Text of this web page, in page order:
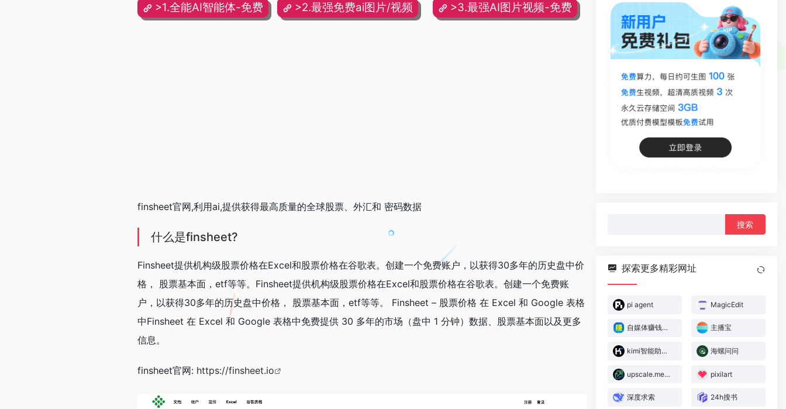
>1.全能AI智能体-免费 >2.最强免费ai图片/视频 >3.最强AI图片视频-免费
finsheet官网,利用ai,提供获得最高质量的全球股票、外汇和 密码数据
什么是finsheet?
Finsheet提供机构级股票价格在Excel和股票价格在谷歌表。创建一个免费账户，以获得30多年的历史盘中价
格， 股票基本面，etf等等。Finsheet提供机构级股票价格在Excel和股票价格在谷歌表。创建一个免费账
户，以获得30多年的历史盘中价格， 股票基本面，etf等等。 Finsheet – 股票价格 在 Excel 和 Google 表格
中Finsheet 在 Excel 和 Google 表格中免费提供 30 多年的市场（盘中 1 分钟）数据、股票基本面以及更多
信息。
finsheet官网: https://finsheet.io
探索更多精彩网址
pi agent MagicEdit
自媒体赚钱神器 主播宝
kimi智能助手-免费ai写作 海螺问问
upscale.media pixilart
深度求索 24h搜书